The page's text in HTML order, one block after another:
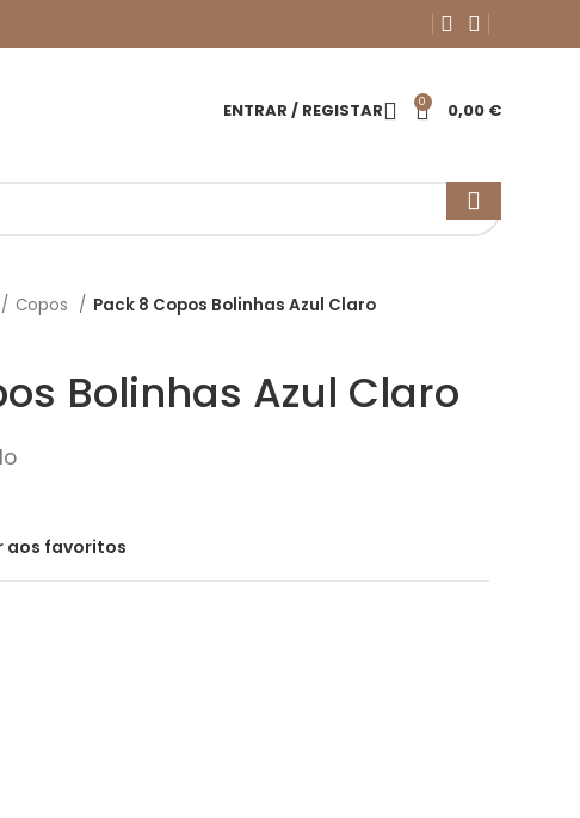
ENTRAR / REGISTAR 0 0,00 €
Copos Pack 8 Copos Bolinhas Azul Claro
Bolinhas Azul Claro
aos favoritos